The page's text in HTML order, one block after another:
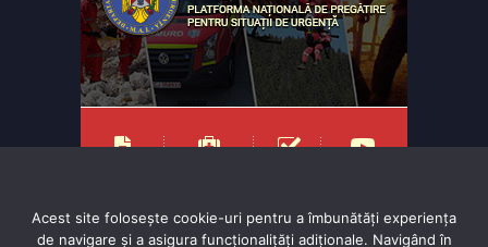
Acest site folosește cookie-uri pentru a îmbunătăți experiența
de navigare și a asigura funcționalițăți adiționale. Navigând în